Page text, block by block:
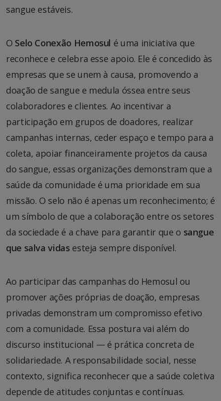
sangue estáveis.
O Selo Conexão Hemosul é uma iniciativa que
reconhece e celebra esse apoio. Ele é concedido às
empresas que se unem à causa, promovendo a
doação de sangue e medula óssea entre seus
colaboradores e clientes. Ao incentivar a
participação em grupos de doadores, realizar
campanhas internas, ceder espaço e tempo para a
coleta, apoiar financeiramente projetos da causa
do sangue, essas organizações demonstram que a
saúde da comunidade é uma prioridade em sua
missão. O selo não é apenas um reconhecimento; é
um símbolo de que a colaboração entre os setores
da sociedade é a chave para garantir que o sangue
que salva vidas esteja sempre disponível.
Ao participar das campanhas do Hemosul ou
promover ações próprias de doação, empresas
privadas demonstram um compromisso efetivo
com a comunidade. Essa postura vai além do
discurso institucional — é prática concreta de
solidariedade. A responsabilidade social, nesse
contexto, significa reconhecer que a saúde coletiva
depende de atitudes conjuntas e contínuas.